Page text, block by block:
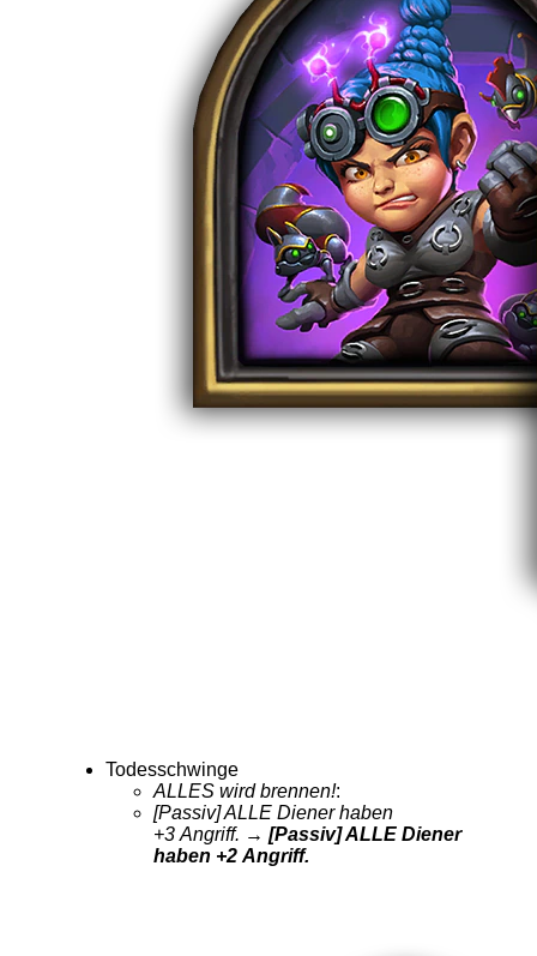
Todesschwinge
ALLES wird brennen!:
[Passiv] ALLE Diener haben
+3 Angriff. → [Passiv] ALLE Diener
haben +2 Angriff.